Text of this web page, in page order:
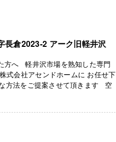
長倉2023-2 アーク旧軽井沢
方へ 軽井沢市場を熟知した専門
式会社アセンドホームに お任せ下
方法をご提案させて頂きます 空